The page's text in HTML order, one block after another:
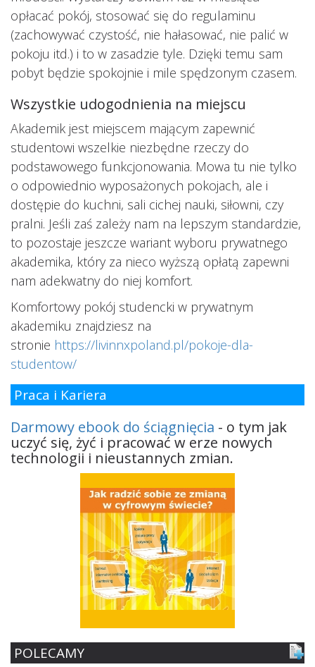
opłacać pokój, stosować się do regulaminu
(zachowywać czystość, nie hałasować, nie palić w
pokoju itd.) i to w zasadzie tyle. Dzięki temu sam
pobyt będzie spokojnie i mile spędzonym czasem.
Wszystkie udogodnienia na miejscu
Akademik jest miejscem mającym zapewnić
studentowi wszelkie niezbędne rzeczy do
podstawowego funkcjonowania. Mowa tu nie tylko
o odpowiednio wyposażonych pokojach, ale i
dostępie do kuchni, sali cichej nauki, siłowni, czy
pralni. Jeśli zaś zależy nam na lepszym standardzie,
to pozostaje jeszcze wariant wyboru prywatnego
akademika, który za nieco wyższą opłatą zapewni
nam adekwatny do niej komfort.
Komfortowy pokój studencki w prywatnym
akademiku znajdziesz na
stronie https://livinnxpoland.pl/pokoje-dla-
studentow/
Praca i Kariera
Darmowy ebook do ściągnięcia - o tym jak
uczyć się, żyć i pracować w erze nowych
technologii i nieustannych zmian.
POLECAMY